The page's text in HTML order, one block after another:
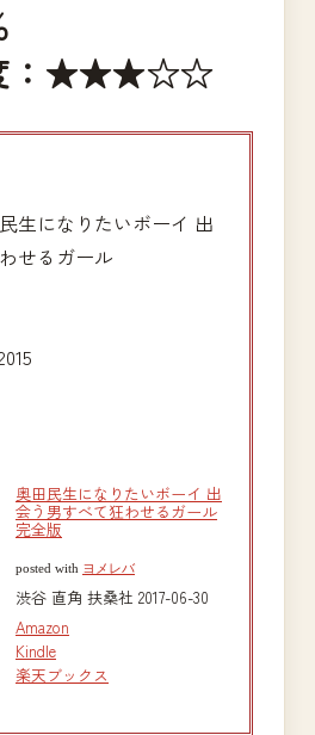
度：★★★☆☆
生になりたいボーイ 出
せるガール
奥田民生になりたいボーイ 出
会う男すべて狂わせるガール
完全版
posted with ヨメレバ
渋谷 直角 扶桑社 2017-06-30
Amazon
Kindle
楽天ブックス